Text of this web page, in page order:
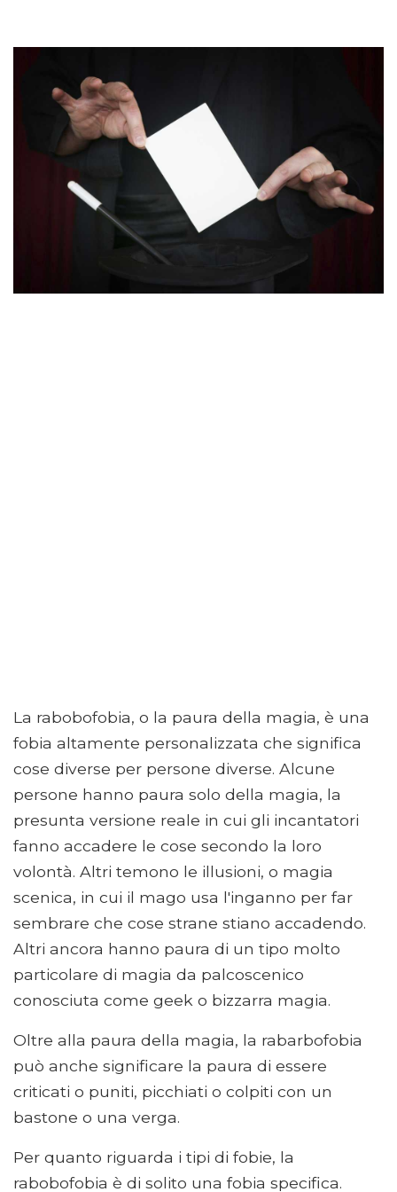
La rabobofobia, o la paura della magia, è una
fobia altamente personalizzata che significa
cose diverse per persone diverse. Alcune
persone hanno paura solo della magia, la
presunta versione reale in cui gli incantatori
fanno accadere le cose secondo la loro
volontà. Altri temono le illusioni, o magia
scenica, in cui il mago usa l'inganno per far
sembrare che cose strane stiano accadendo.
Altri ancora hanno paura di un tipo molto
particolare di magia da palcoscenico
conosciuta come geek o bizzarra magia.
Oltre alla paura della magia, la rabarbofobia
può anche significare la paura di essere
criticati o puniti, picchiati o colpiti con un
bastone o una verga.
Per quanto riguarda i tipi di fobie, la
rabobofobia è di solito una fobia specifica.